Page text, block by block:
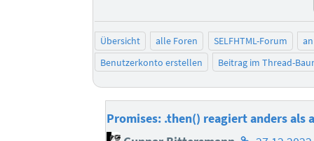
Übersicht alle Foren SELFHTML-Forum
Benutzerkonto erstellen
Beitrag im Thread-
Promises: .then() reagiert anders als
Homepage